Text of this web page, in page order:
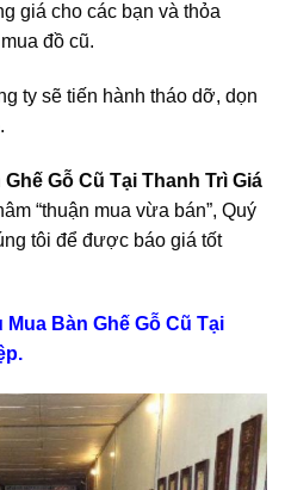
giá cho các bạn và thỏa
đồ cũ.
ty sẽ tiến hành tháo dỡ, dọn
Gỗ Cũ Tại Thanh Trì Giá
“thuận mua vừa bán”, Quý
tôi để được báo giá tốt
Bàn Ghế Gỗ Cũ Tại